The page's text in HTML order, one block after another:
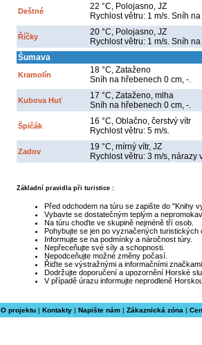
Deštné
22 °C, Polojasno, JZ
Rychlost větru: 1 m/s. Sníh
Říčky
20 °C, Polojasno, JZ
Rychlost větru: 1 m/s. Sníh
Šumava
Kramolín
18 °C, Zataženo
Sníh na hřebenech 0 cm, -.
Kubova Huť
17 °C, Zataženo, mlha
Sníh na hřebenech 0 cm, -.
Špičák
16 °C, Oblačno, čerstvý vítr
Rychlost větru: 5 m/s.
Zadov
19 °C, mírný vítr, JZ
Rychlost větru: 3 m/s, nárazy
Základní pravidla při turistice :
Před odchodem na túru se zapište do "Knihy
Vybavte se dostatečným teplým a
Na túru choďte ve skupině nejméně tří osob.
Pohybujte se jen po vyznačených
Informujte se na podmínky a náročnost túry.
Nepřeceňujte své síly a schopnosti.
Nepodceňujte možné změny počasí.
Řiďte se výstražnými a informačními
Dodržujte doporučení a upozornění Horské
V případě úrazu informujte neprodleně
O projektu| Kontakty| Napište nám| Zákaznická zóna |